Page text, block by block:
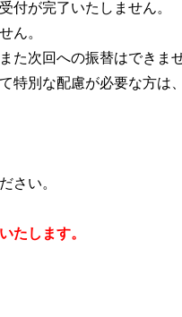
が完了いたしません。
ん。
次回への振替はできませ
別な配慮が必要な方は、
さい。
たします。